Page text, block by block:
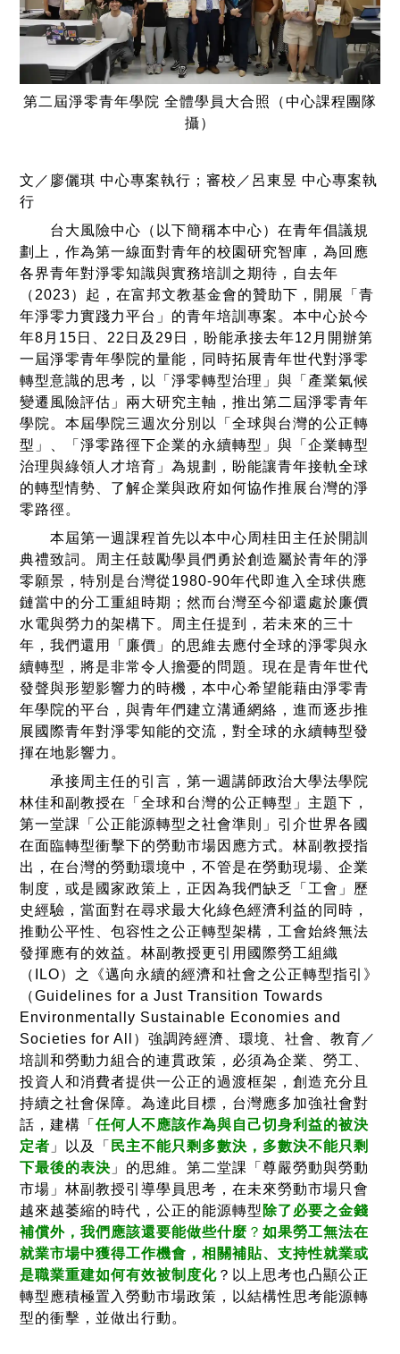
第二屆淨零青年學院 全體學員大合照（中心課程團隊
攝）
文／廖儷琪 中心專案執行；審校／呂東昱 中心專案執
行
台大風險中心（以下簡稱本中心）在青年倡議規
劃上，作為第一線面對青年的校園研究智庫，為回應
各界青年對淨零知識與實務培訓之期待，自去年
（2023）起，在富邦文教基金會的贊助下，開展「青
年淨零力實踐力平台」的青年培訓專案。本中心於今
年8月15日、22日及29日，盼能承接去年12月開辦第
一屆淨零青年學院的量能，同時拓展青年世代對淨零
轉型意識的思考，以「淨零轉型治理」與「產業氣候
變遷風險評估」兩大研究主軸，推出第二屆淨零青年
學院。本屆學院三週次分別以「全球與台灣的公正轉
型」、「淨零路徑下企業的永續轉型」與「企業轉型
治理與綠領人才培育」為規劃，盼能讓青年接軌全球
的轉型情勢、了解企業與政府如何協作推展台灣的淨
零路徑。
本屆第一週課程首先以本中心周桂田主任於開訓
典禮致詞。周主任鼓勵學員們勇於創造屬於青年的淨
零願景，特別是台灣從1980-90年代即進入全球供應
鏈當中的分工重組時期；然而台灣至今卻還處於廉價
水電與勞力的架構下。周主任提到，若未來的三十
年，我們還用「廉價」的思維去應付全球的淨零與永
續轉型，將是非常令人擔憂的問題。現在是青年世代
發聲與形塑影響力的時機，本中心希望能藉由淨零青
年學院的平台，與青年們建立溝通網絡，進而逐步推
展國際青年對淨零知能的交流，對全球的永續轉型發
揮在地影響力。
承接周主任的引言，第一週講師政治大學法學院
林佳和副教授在「全球和台灣的公正轉型」主題下，
第一堂課「公正能源轉型之社會準則」引介世界各國
在面臨轉型衝擊下的勞動市場因應方式。林副教授指
出，在台灣的勞動環境中，不管是在勞動現場、企業
制度，或是國家政策上，正因為我們缺乏「工會」歷
史經驗，當面對在尋求最大化綠色經濟利益的同時，
推動公平性、包容性之公正轉型架構，工會始終無法
發揮應有的效益。林副教授更引用國際勞工組織
（ILO）之《邁向永續的經濟和社會之公正轉型指引》
（Guidelines for a Just Transition Towards
Environmentally Sustainable Economies and
Societies for All）強調跨經濟、環境、社會、教育／
培訓和勞動力組合的連貫政策，必須為企業、勞工、
投資人和消費者提供一公正的過渡框架，創造充分且
持續之社會保障。為達此目標，台灣應多加強社會對
話，建構「任何人不應該作為與自己切身利益的被決
定者 」以及「 民主不能只剩多數決，多數決不能只剩
下最後的表決 」的思維。第二堂課「尊嚴勞動與勞動
市場」林副教授引導學員思考，在未來勞動市場只會
越來越萎縮的時代，公正的能源轉型 除了必要之金錢
補償外，我們應該還要能做些什麼 ？如果勞工無法在
就業市場中獲得工作機會，相關補貼、支持性就業或
是職業重建如何有效被制度化 ？以上思考也凸顯公正
轉型應積極置入勞動市場政策，以結構性思考能源轉
型的衝擊，並做出行動。